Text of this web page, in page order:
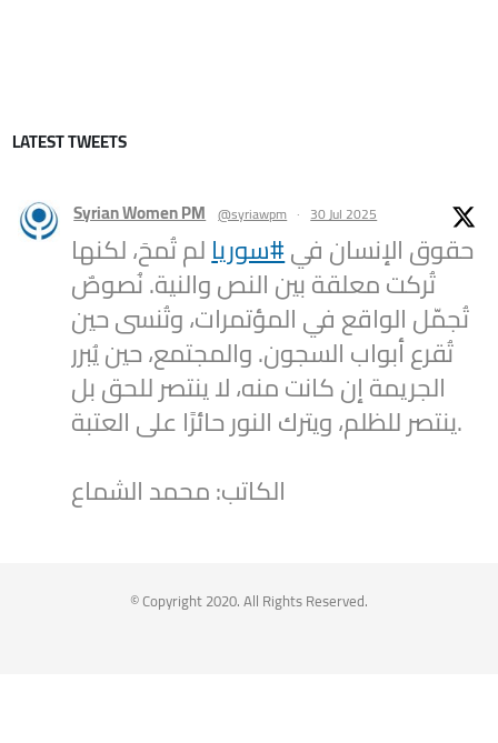
LATEST TWEETS
Syrian Women PM @syriawpm · 30 Jul 2025
حقوق الإنسان في#سوريالم تُمحَ، لكنها
تُركت معلقة بين النص والنية. نُصوصٌ
تُجمّل الواقع في المؤتمرات، وتُنسى حين
تُقرع أبواب السجون. والمجتمع، حين يُبرر
الجريمة إن كانت منه، لا ينتصر للحق بل
ينتصر للظلم، ويترك النور حائرًا على العتبة.
الكاتب: محمد الشماع
Syrian Women PM @syriawpm · 25 Jul 2025
© Copyright 2020. All Rights Reserved.